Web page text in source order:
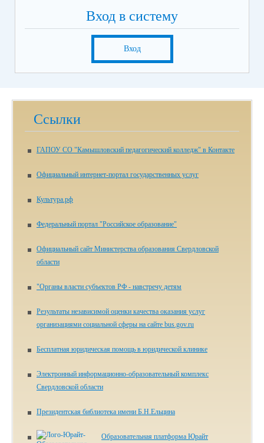
Вход в систему
Вход
Ссылки
ГАПОУ СО "Камышловский педагогический колледж" в Контакте
Официальный интернет-портал государственных услуг
Культура.рф
Федеральный портал "Российское образование"
Официальный сайт Министерства образования Свердловской
области
"Органы власти субъектов РФ - навстречу детям
Результаты независимой оценки качества оказания услуг
организациями социальной сферы на сайте bus.gov.ru
Бесплатная юридическая помощь в юридической клинике
Электронный информационно-образовательный комплекс
Свердловской области
Президентская библиотека имени Б.Н.Ельцина
Образовательная платформа Юрайт